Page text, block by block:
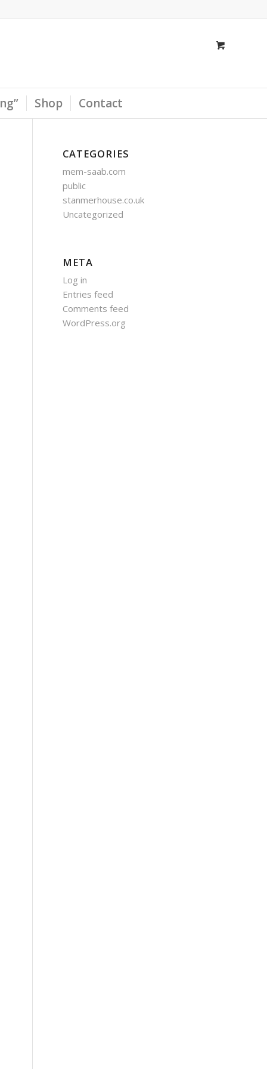
Shop Contact
CATEGORIES
mem-saab.com
public
stanmerhouse.co.uk
Uncategorized
META
Log in
Entries feed
Comments feed
WordPress.org